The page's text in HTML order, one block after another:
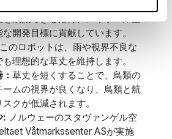
削減できるため、スキポール空
開発目標に貢献しています。
このロボットは、雨や視界不良な
理想的な草丈を維持します。
草丈を短くすることで、鳥類の
ムの視界が良くなり、鳥類と航
クが低減されます。
: ノルウェーのスタヴァンゲル空
Våtmarkssenter ASが実施